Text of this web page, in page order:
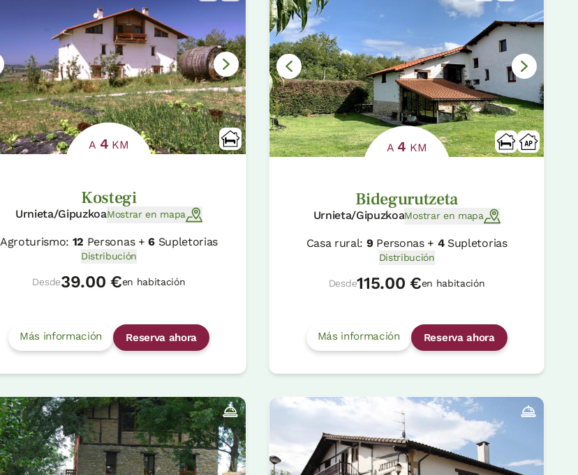
A 4 KM
Kostegi
Urnieta/GipuzkoaMostrar en mapa
Agroturismo: 12 Personas +6Supletorias
Distribución
Desde39.00 €en habitación
Más información Reserva ahora
A4 KM
Bidegurutzeta
Urnieta/GipuzkoaMostrar en mapa
Casa rural: 9 Personas + 4Supletorias
Distribución
Desde115.00 €en habitación
Más información Reserva ahora